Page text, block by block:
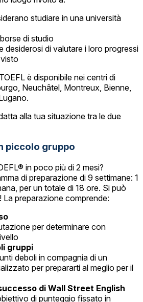
studiare in una università
di studio
desiderosi di valutare i loro progressi
è disponibile nei centri di
Neuchâtel, Montreux, Bienne,
alla tua situazione tra le due
piccolo gruppo
in poco più di 2 mesi?
di preparazione di 9 settimane: 1
per un totale di 18 ore. Si può
La preparazione comprende:
per determinare con
gruppi
deboli in compagnia di un
per prepararti al meglio per il
di Wall Street English
di punteggio fissato in